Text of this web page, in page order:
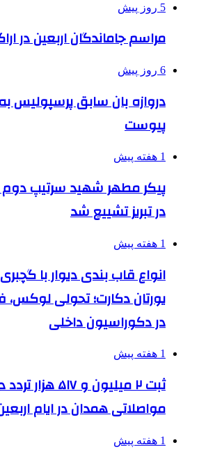
5 روز پیش
مراسم جاماندگان اربعین در
6 روز پیش
دروازه بان سابق
پیوست
1 هفته پیش
پیکر مطهر شهید سرتیپ دوم
در تبریز تشییع شد
1 هفته پیش
انواع قاب بندی دیوار با
یورتان دکارت؛ تحولی
در دکوراسیون داخلی
1 هفته پیش
ثبت ۲ میلیون و
مواصلاتی همدان در ایام
1 هفته پیش